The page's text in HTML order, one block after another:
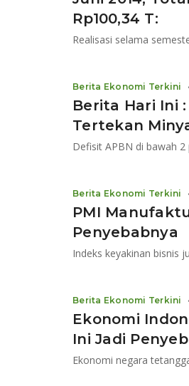
Rp100,34 T:
Realisasi selama
Berita Hari Ini :
Tertekan
Berita Ekonomi Terkini
PMI
Penyebabnya
Indeks keyakinan bisnis
Berita Ekonomi Terkini
Ekonomi
Ini Jadi
Ekonomi negara
Berita Ekonomi Terkini